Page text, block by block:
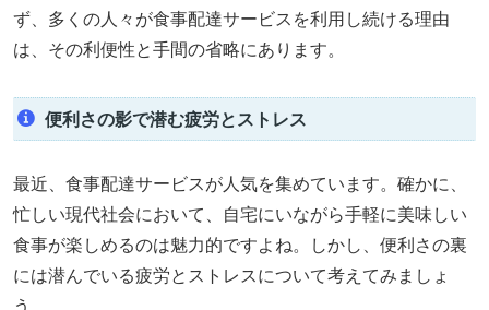
ず、多くの人々が食事配達サービスを利用し続ける理由
は、その利便性と手間の省略にあります。
便利さの影で潜む疲労とストレス
最近、食事配達サービスが人気を集めています。確かに、
忙しい現代社会において、自宅にいながら手軽に美味しい
食事が楽しめるのは魅力的ですよね。しかし、便利さの裏
には潜んでいる疲労とストレスについて考えてみましょ
う。